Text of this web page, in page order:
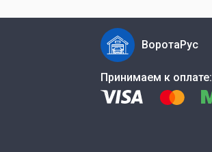
ВоротаРус
Принимаем к оплате: